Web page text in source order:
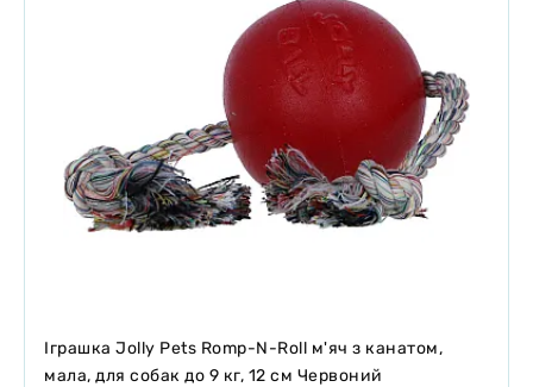
Іграшка Jolly Pets Romp-N-Roll м'яч з канатом,
мала, для собак до 9 кг, 12 см Червоний